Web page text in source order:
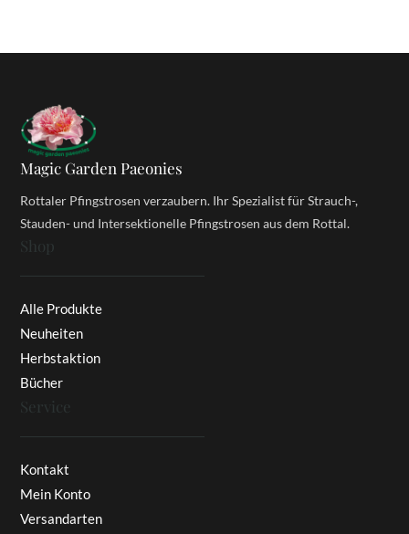
Magic Garden Paeonies
Rottaler Pfingstrosen verzaubern. Ihr Spezialist für Strauch-,
Stauden- und Intersektionelle Pfingstrosen aus dem Rottal.
Shop
Alle Produkte
Neuheiten
Herbstaktion
Bücher
Service
Kontakt
Mein Konto
Versandarten